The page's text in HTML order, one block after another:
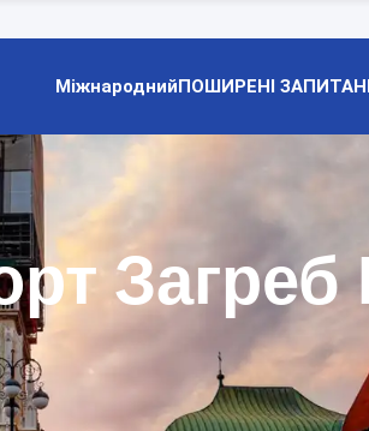
МіжнароднийПОШИРЕНІ
Загреб